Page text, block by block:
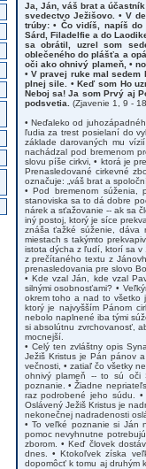
Ja, Ján, váš brat a
svedectvo Ježišovo. • V
trúby: • Čo vidíš, napíš do
Sárd, Filadelfie a do
sa obrátil, uzrel som
oblečeného do plášťa a
oči ako ohnivý plameň, •
• V pravej ruke mal
plnej sile. • Keď som Ho
Neboj sa! Ja som Prvý aj
podsvetia. (Zjavenie 1, 9 -
• Neďaleko od
ľudia za trest posielaní do
základe darovaných mu
nachádzal pod bremenom
slovu píše cirkvi, • ktorá je
Prenasledované cirkevné
označuje: „váš brat a
• Pod bremenom
stanoviska sa to dá dobre
nárek a sťažovanie -- ak sa
iný postoj, ktorý je síce
znáša ťažké súženie, dáva
miestach s takýmto
istota dýcha z ľudí, ktorí sa v
z prečítaného textu z
prenasledovania pre slovo
• Kde vzal Ján, kde vzal
silnými osobnosťami? •
okrem toho a nad to všetko
ktorý je najvyšším Pánom
nebolo naplnené iba tými
si absolútnu zvrchovanosť,
mocnejší.
• Celý ten zvláštny opis
Ježiš Kristus je Pán pánov
večnosti, • zatiaľ čo všetky
ohnivý plameň -- to sú oči
poznanie. • Žiadne
raz podrobené jeho súdu.
Oslávený Ježiš Kristus je
nekonečnej nadradenosti
• To veľké poznanie si Ján
pomoc nevyhnutne
zborom. • Keď človek
dnes. • Ktokoľvek získa
dopomôcť k tomu aj druhým